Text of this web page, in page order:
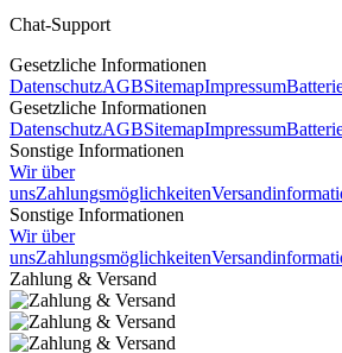
Chat-Support
Gesetzliche Informationen
DatenschutzAGBSitemapImpressum
Gesetzliche Informationen
DatenschutzAGBSitemapImpressum
Sonstige Informationen
Wir über
unsZahlungsmöglichkeiten
Sonstige Informationen
Wir über
unsZahlungsmöglichkeiten
Zahlung & Versand